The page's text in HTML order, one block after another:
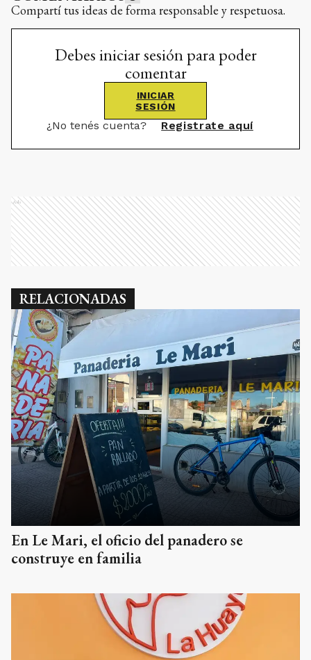
Compartí tus ideas de forma responsable y respetuosa.
Debes iniciar sesión para poder
comentar
INICIAR
SESIÓN
¿No tenés cuenta? Registrate aquí
Ads
RELACIONADAS
En Le Mari, el oficio del panadero se
construye en familia